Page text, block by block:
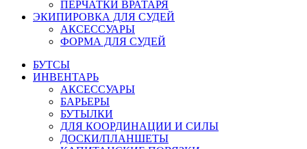
ПЕРЧАТКИ ВРАТАРЯ
ЭКИПИРОВКА ДЛЯ СУДЕЙ
АКСЕССУАРЫ
ФОРМА ДЛЯ СУДЕЙ
БУТСЫ
ИНВЕНТАРЬ
АКСЕССУАРЫ
БАРЬЕРЫ
БУТЫЛКИ
ДЛЯ КООРДИНАЦИИ И СИЛЫ
ДОСКИ/ПЛАНШЕТЫ